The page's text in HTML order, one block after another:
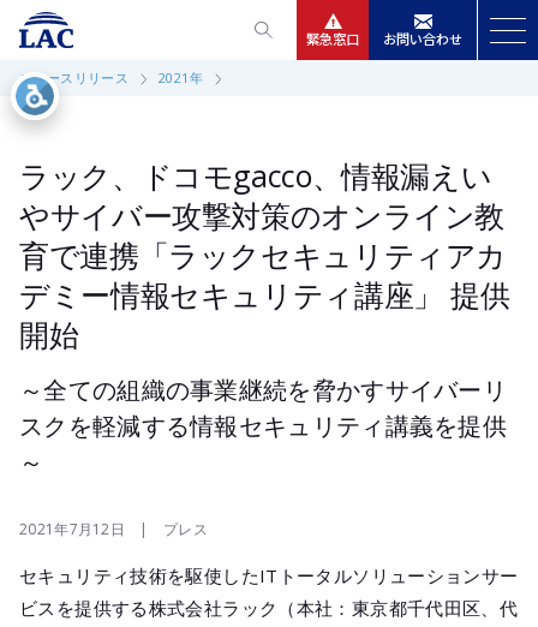
緊急窓口 お問い合わせ
ニュースリリース
会社情報
IR情報
採用
公式SNS
ニュースリリース 2021年
ラック、ドコモgacco、情報漏えい
やサイバー攻撃対策のオンライン教
育で連携「ラックセキュリティアカ
デミー情報セキュリティ講座」 提供
開始
～全ての組織の事業継続を脅かすサイバーリ
スクを軽減する情報セキュリティ講義を提供
～
2021年7月12日 | プレス
セキュリティ技術を駆使したITトータルソリューションサー
ビスを提供する株式会社ラック（本社：東京都千代田区、代